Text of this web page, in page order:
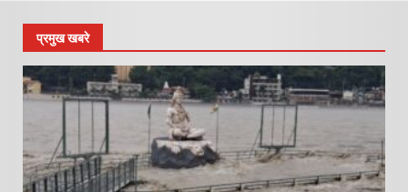
प्रमुख खबरे